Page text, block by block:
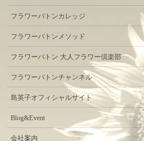
フラワーバトンカレッジ
フラワーバトンメソッド
フラワーバトン 大人フラワー倶楽部
フラワーバトンチャンネル
島英子オフィシャルサイト
Blog&Event
会社案内